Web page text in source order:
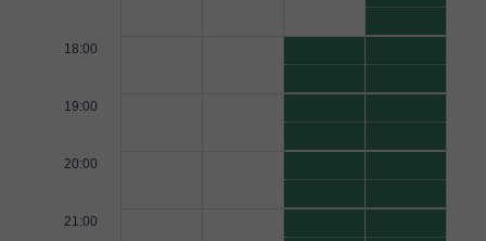
18:00
19:00
20:00
21:00